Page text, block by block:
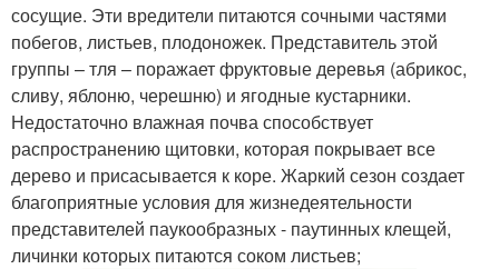
сосущие. Эти вредители питаются сочными частями
побегов, листьев, плодоножек. Представитель этой
группы – тля – поражает фруктовые деревья (абрикос,
сливу, яблоню, черешню) и ягодные кустарники.
Недостаточно влажная почва способствует
распространению щитовки, которая покрывает все
дерево и присасывается к коре. Жаркий сезон создает
благоприятные условия для жизнедеятельности
представителей паукообразных - паутинных клещей,
личинки которых питаются соком листьев;